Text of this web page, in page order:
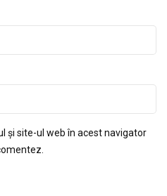
și site-ul web în acest navigator